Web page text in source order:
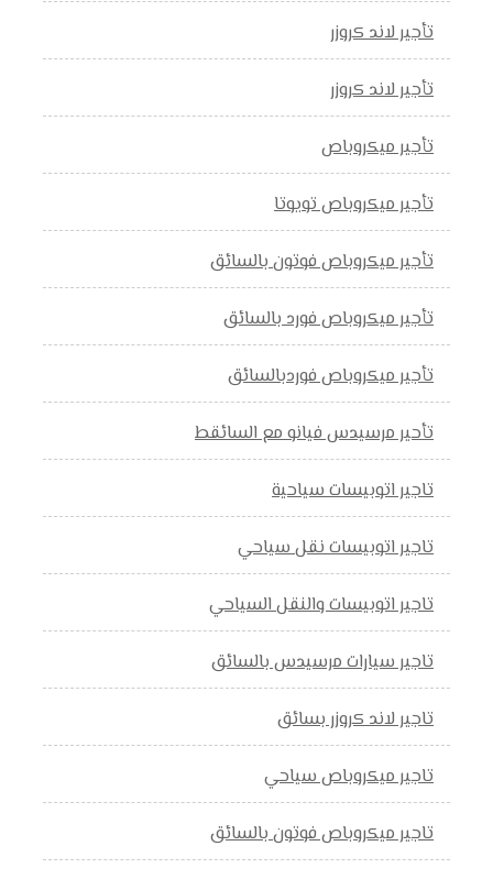
تأجير لاند كروزر
تأجير لاند كروزر
تأجير ميكروباص
تأجير ميكروباص تويوتا
تأجير ميكروباص فوتون بالسائق
تأجير ميكروباص فورد بالسائق
تأجير ميكروباص فوردبالسائق
تأحير مرسيدس فيانو مع السائقط
تاجير اتوبيسات سياحية
تاجير اتوبيسات نقل سياحي
تاجير اتوبيسات والنقل السياحي
تاجير سيارات مرسيدس بالسائق
تاجير لاند كروزر بسائق
تاجير ميكروباص سياحي
تاجير ميكروباص فوتون بالسائق